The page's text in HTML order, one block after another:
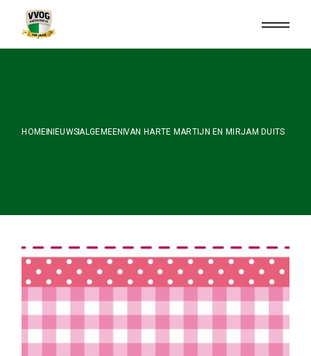
content
HOME NIEUWSALGEMEEN VAN HARTE MARTIJN EN MIRJAM DUITS